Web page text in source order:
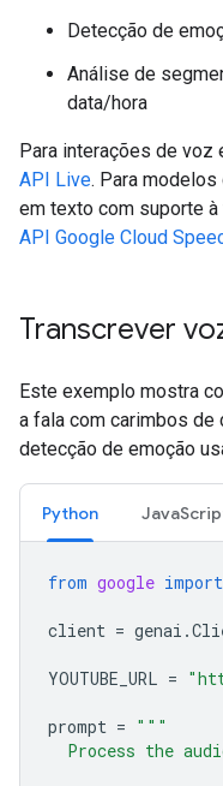
Detecção de
Análise de
data/hora
Para interações de voz
API Live. Para
em texto com suporte
API Google Cloud
Transcrever
Este exemplo mostra
a fala com carimbos de
detecção de emoção
Python
from google import
client = genai .
YOUTUBE_URL =
prompt = """
Process the